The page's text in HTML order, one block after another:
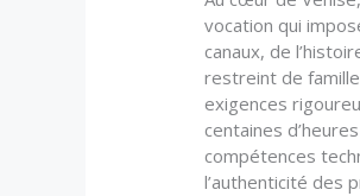
vocation qui
canaux, de
restreint de
exigences
centaines
compétences
l’authenticité des